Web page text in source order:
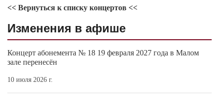
<< Вернуться к списку концертов <<
Изменения в афише
Концерт абонемента № 18 19 февраля 2027 года в Малом
зале перенесён
10 июля 2026 г.